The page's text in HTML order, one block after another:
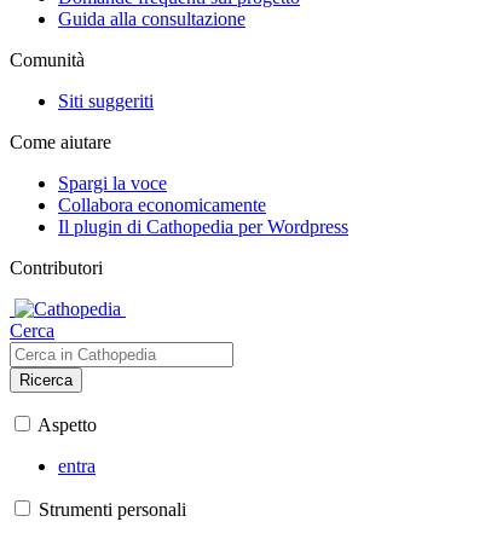
Guida alla consultazione
Comunità
Siti suggeriti
Come aiutare
Spargi la voce
Collabora economicamente
Il plugin di Cathopedia per Wordpress
Contributori
Cerca
Ricerca
Aspetto
entra
Strumenti personali